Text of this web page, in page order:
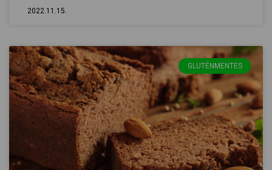
2022.11.15.
GLUTÉNMENTES